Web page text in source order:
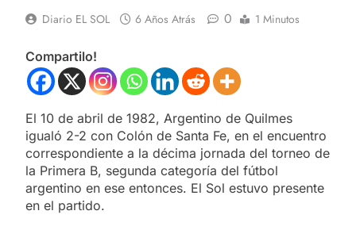
Diario EL SOL 6 Años Atrás 0 1 Minutos
Compartilo!
El 10 de abril de 1982, Argentino de Quilmes
igualó 2-2 con Colón de Santa Fe, en el encuentro
correspondiente a la décima jornada del torneo de
la Primera B, segunda categoría del fútbol
argentino en ese entonces. El Sol estuvo presente
en el partido.